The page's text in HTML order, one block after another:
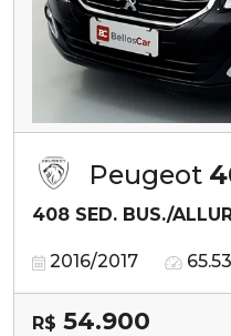
Peugeot
408 SED. BUS./
2016/2017
R$ 54.900